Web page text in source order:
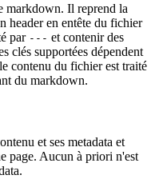
markdown. Il reprend la
header en entête du fichier
par --- et contenir des
clés supportées dépendent
contenu du fichier est traité
du markdown.
et ses metadata et
page. Aucun à priori n'est